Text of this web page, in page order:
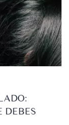
DEBES